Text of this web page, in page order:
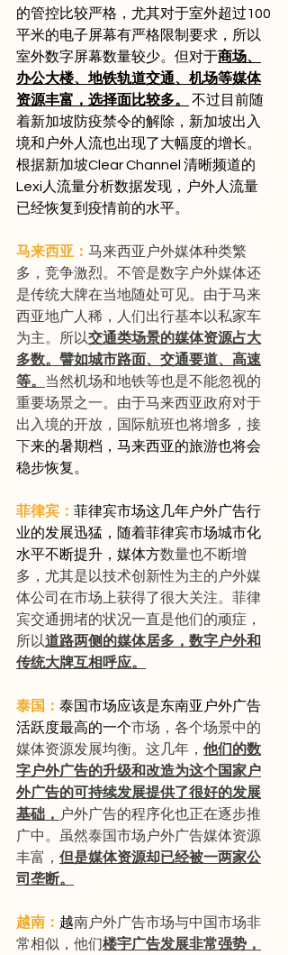
的管控比较严格，尤其对于室外超过100
平米的电子屏幕有严格限制要求，所以
室外数字屏幕数量较少。但对于商场、
办公大楼、地铁轨道交通、机场等媒体
资源丰富，选择面比较多。
不过目前随
着新加坡防疫禁令的解除，新加坡出入
境和户外人流也出现了大幅度的增长。
根据新加坡Clear Channel 清晰频道的
Lexi人流量分析数据发现，户外人流量
已经恢复到疫情前的水平。
马来西亚： 马来西亚户外媒体种类繁
多，竞争激烈。不管是数字户外媒体还
是传统大牌在当地随处可见。由于马来
西亚地广人稀，人们出行基本以私家车
为主。所以交通类场景的媒体资源占大
多数。譬如城市路面、交通要道、高速
等。 当然机场和地铁等也是不能忽视的
重要场景之一。由于马来西亚政府对于
出入境的开放，国际航班也将增多，接
下来的暑期档，马来西亚的旅游也将会
稳步恢复。
菲律宾： 菲律宾市场这几年户外广告行
业的发展迅猛，随着菲律宾市场城市化
水平不断提升，媒体方数量也不断增
多，尤其是以技术创新性为主的户外媒
体公司在市场上获得了很大关注。菲律
宾交通拥堵的状况一直是他们的顽症，
所以道路两侧的媒体居多，数字户外和
传统大牌互相呼应。
泰国： 泰国市场应该是东南亚户外广告
活跃度最高的一个市场，各个场景中的
媒体资源发展均衡。这几年， 他们的数
字户外广告的升级和改造为这个国家户
外广告的可持续发展提供了很好的发展
基础， 户外广告的程序化也正在逐步推
广中。虽然泰国市场户外广告媒体资源
丰富， 但是媒体资源却已经被一两家公
司垄断。
越南： 越南户外广告市场与中国市场非
常相似，他们楼宇广告发展非常强势，